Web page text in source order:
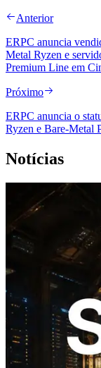
Anterior
ERPC anuncia
Metal Ryzen e
Premium Line em
Próximo
ERPC anuncia o
Ryzen e Bare-Metal
Notícias
2026.08.05